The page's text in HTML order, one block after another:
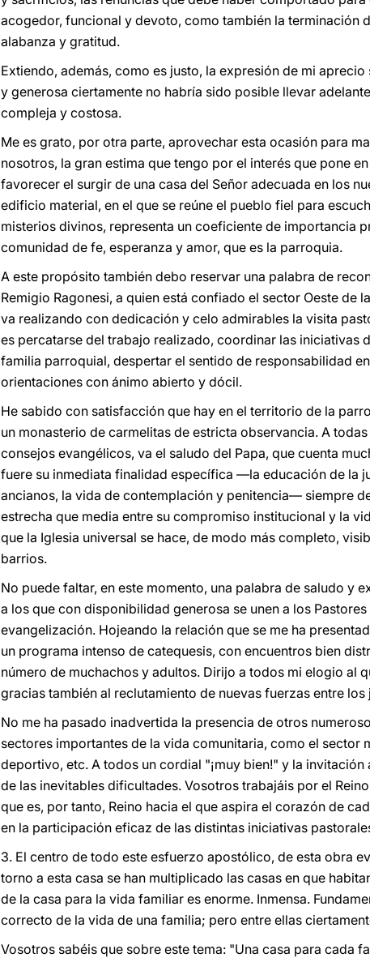
acogedor, funcional y devoto, como también la terminación
alabanza y gratitud.
Extiendo, además, como es justo, la expresión de mi
y generosa ciertamente no habría sido posible llevar
compleja y costosa.
Me es grato, por otra parte, aprovechar esta ocasión para
nosotros, la gran estima que tengo por el interés que pone
favorecer el surgir de una casa del Señor adecuada en los
edificio material, en el que se reúne el pueblo fiel para
misterios divinos, representa un coeficiente de importancia
comunidad de fe, esperanza y amor, que es la parroquia.
A este propósito también debo reservar una palabra de
Remigio Ragonesi, a quien está confiado el sector Oeste de
va realizando con dedicación y celo admirables la visita
es percatarse del trabajo realizado, coordinar las iniciativas
familia parroquial, despertar el sentido de responsabilidad
orientaciones con ánimo abierto y dócil.
He sabido con satisfacción que hay en el territorio de la
un monasterio de carmelitas de estricta observancia. A
consejos evangélicos, va el saludo del Papa, que cuenta
fuere su inmediata finalidad específica —la educación de la
ancianos, la vida de contemplación y penitencia— siempre
estrecha que media entre su compromiso institucional y la
que la Iglesia universal se hace, de modo más completo,
barrios.
No puede faltar, en este momento, una palabra de saludo y
a los que con disponibilidad generosa se unen a los
evangelización. Hojeando la relación que se me ha
un programa intenso de catequesis, con encuentros bien
número de muchachos y adultos. Dirijo a todos mi elogio al
gracias también al reclutamiento de nuevas fuerzas entre los
No me ha pasado inadvertida la presencia de otros
sectores importantes de la vida comunitaria, como el sector
deportivo, etc. A todos un cordial "¡muy bien!" y la
de las inevitables dificultades. Vosotros trabajáis por el
que es, por tanto, Reino hacia el que aspira el corazón de
en la participación eficaz de las distintas iniciativas
3. El centro de todo este esfuerzo apostólico, de esta obra
torno a esta casa se han multiplicado las casas en que
de la casa para la vida familiar es enorme. Inmensa.
correcto de la vida de una familia; pero entre ellas
Vosotros sabéis que sobre este tema: "Una casa para cada